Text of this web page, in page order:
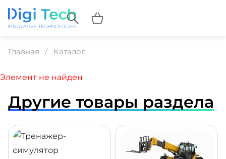
Главная Каталог
Элемент не найден
Другие товары раздела
ПОДРОБНЕЕ